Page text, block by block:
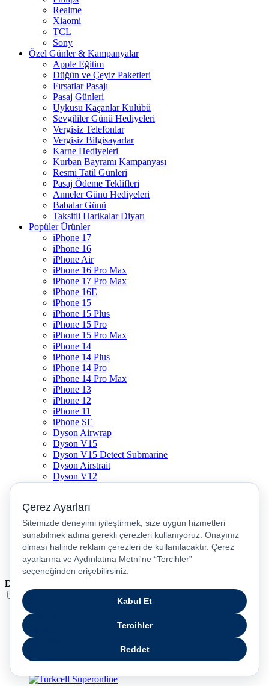
Realme
Xiaomi
TCL
Sony
Özel Günler & Kampanyalar
Apple Eğitim
Düğün ve Çeyiz Paketleri
Fırsatlar Pasajı
Pasaj Günleri
Uykusu Kaçanlar Kulübü
Sevgililer Günü Hediyeleri
Vergisiz Telefonlar
Vergisiz Bilgisayarlar
Karne Hediyeleri
Kurban Bayramı Kampanyası
Resmi Tatil Günleri
Pasaj Ödeme Teklifleri
Anneler Günü Hediyeleri
Babalar Günü
Taksitli Harikalar Diyarı
Popüler Ürünler
iPhone 17
iPhone 16
iPhone Air
iPhone 16 Pro Max
iPhone 17 Pro Max
iPhone 16E
iPhone 15
iPhone 15 Plus
iPhone 15 Pro
iPhone 15 Pro Max
iPhone 14
iPhone 14 Plus
iPhone 14 Pro
iPhone 14 Pro Max
iPhone 13
iPhone 12
iPhone 11
iPhone SE
Dyson Airwrap
Dyson V15
Dyson V15 Detect Submarine
Dyson Airstrait
Dyson V12
Samsung Galaxy S25 Ultra
PS5 / Playstation 5
PS4 / Playstation 4
Nintendo Switch
Xbox Series S
Xbox Series X
Dil
Türkçe
English
русский